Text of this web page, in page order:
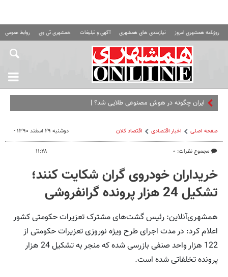
روزنامه همشهری امروز نیازمندی های همشهری آگهی و تبلیغات همشهری تی وی روابط عمومی
ایران چگونه در هوش مصنوعی طلایی شد؟ | همه چیز د
صفحه اصلی اخبار اقتصادی اقتصاد كلان
مجموع نظرات: ۰
دوشنبه ۲۹ اسفند ۱۳۹۰ -
۱۱:۲۸
خریداران خودروی گران شکایت کنند؛
تشکیل 24 هزار پرونده گرانفروشی
همشهری‌آنلاین: رئیس گشت‌های مشترک تعزیرات حکومتی کشور
اعلام کرد: در مدت اجرای طرح ویژه نوروزی تعزیرات حکومتی از
122 هزار واحد صنفی بازرسی شده که منجر به تشکیل 24 هزار
پرونده تخلفاتی شده است.